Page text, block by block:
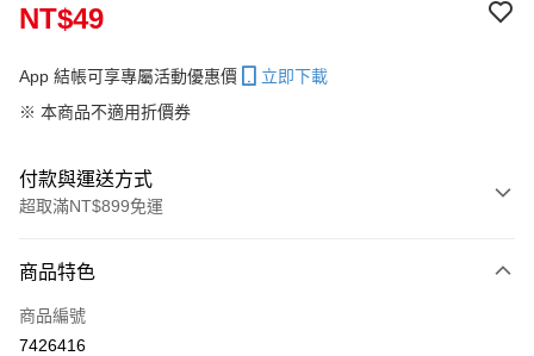
NT$49
App 結帳可享專屬活動優惠價
立即下載
※ 本商品不適用折價券
付款與運送方式
超取滿NT$899免運
信用卡一次付款
超商取貨付款
商品特色
商品編號
7426416